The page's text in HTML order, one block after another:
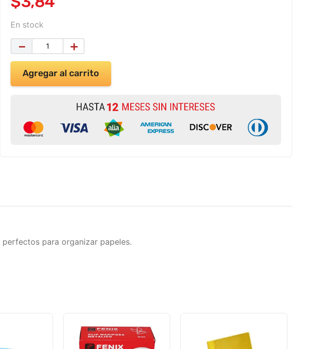
En stock
＋
－
Agregar al carrito
para organizar papeles.